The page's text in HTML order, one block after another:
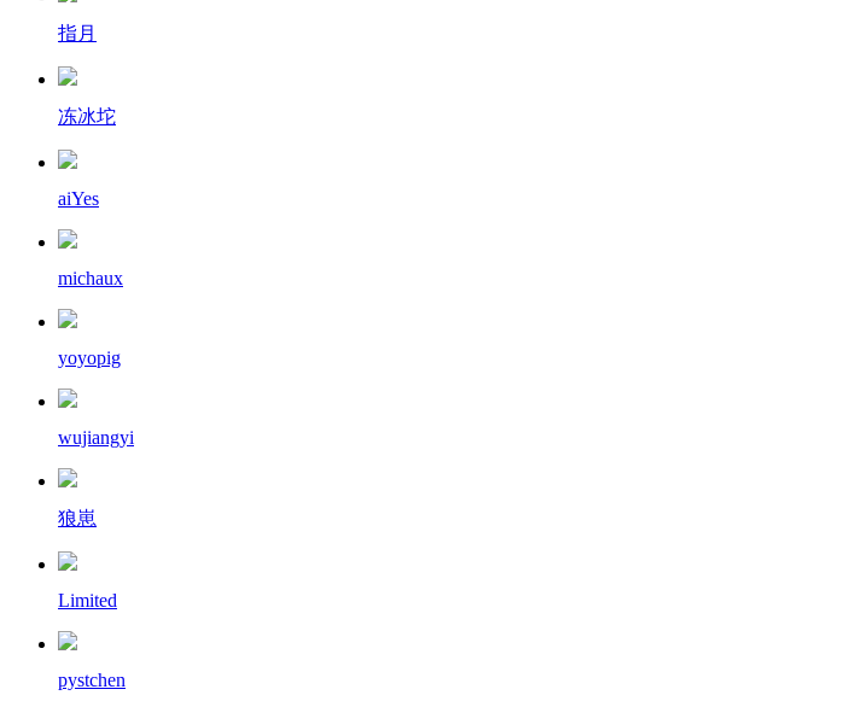
指月
冻冰坨
aiYes
michaux
yoyopig
wujiangyi
狼崽
Limited
pystchen